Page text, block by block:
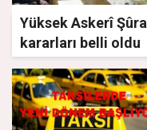
Yüksek Askerî Şûra
kararları belli oldu